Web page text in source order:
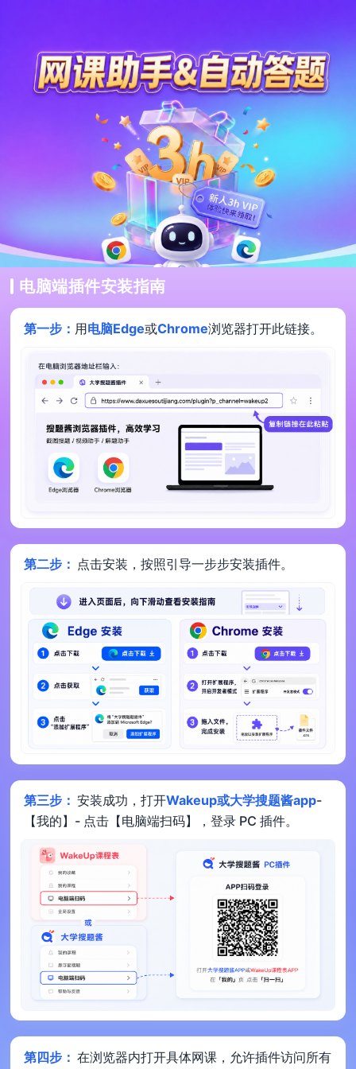
电脑端插件安装指南
第一步： 用电脑Edge或Chrome浏览器打开此链接。
第二步： 点击安装，按照引导一步步安装插件。
第三步： 安装成功，打开Wakeup或大学搜题酱app-
【我的】- 点击【电脑端扫码】，登录 PC 插件。
第四步： 在浏览器内打开具体网课，允许插件访问所有